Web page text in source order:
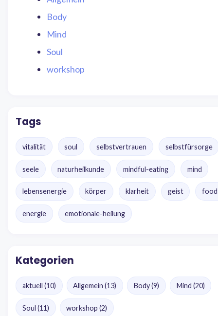
Body
Mind
Soul
workshop
Tags
vitalität soul selbstvertrauen selbstfürsorge
seele naturheilkunde mindful-eating mind
lebensenergie körper klarheit geist
energie emotionale-heilung
Kategorien
aktuell (10) Allgemein(13) Body(9) Mind (20)
Soul (11) workshop(2)